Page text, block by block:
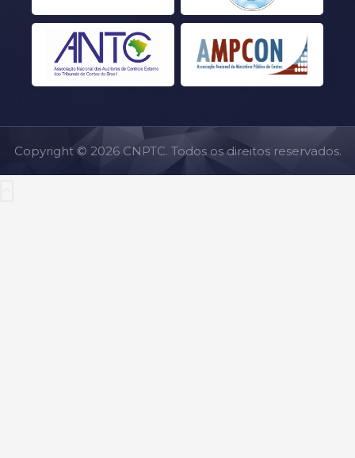
Copyright © 2026 CNPTC. Todos os direitos reservados.